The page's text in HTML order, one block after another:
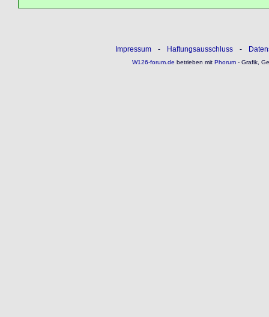
Impressum - Haftungsausschluss -
W126-forum.de betrieben mitPhorum- Grafik,